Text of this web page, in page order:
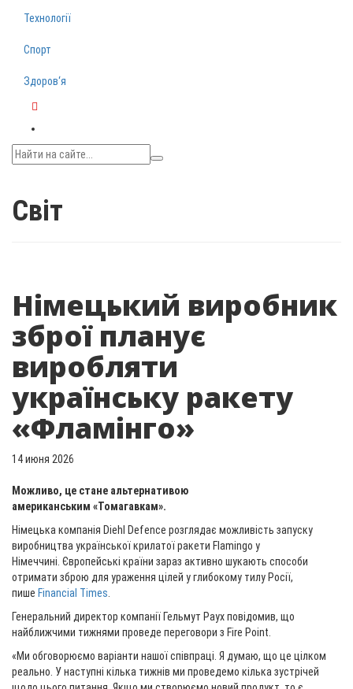
Технології
Спорт
Здоров‘я
Світ
Німецький виробник
зброї планує
виробляти
українську ракету
«Фламінго»
14 июня 2026
Можливо, це стане альтернативою
американським «Томагавкам».
Німецька компанія Diehl Defence розглядає можливість запуску
виробництва української крилатої ракети Flamingo у
Німеччині. Європейські країни зараз активно шукають способи
отримати зброю для ураження цілей у глибокому тилу Росії,
пише Financial Times
Генеральний директор компанії Гельмут Раух повідомив, що
найближчими тижнями проведе переговори з Fire Point.
«Ми обговорюємо варіанти нашої співпраці. Я думаю, що це цілком
реально. У наступні кілька тижнів ми проведемо кілька зустрічей